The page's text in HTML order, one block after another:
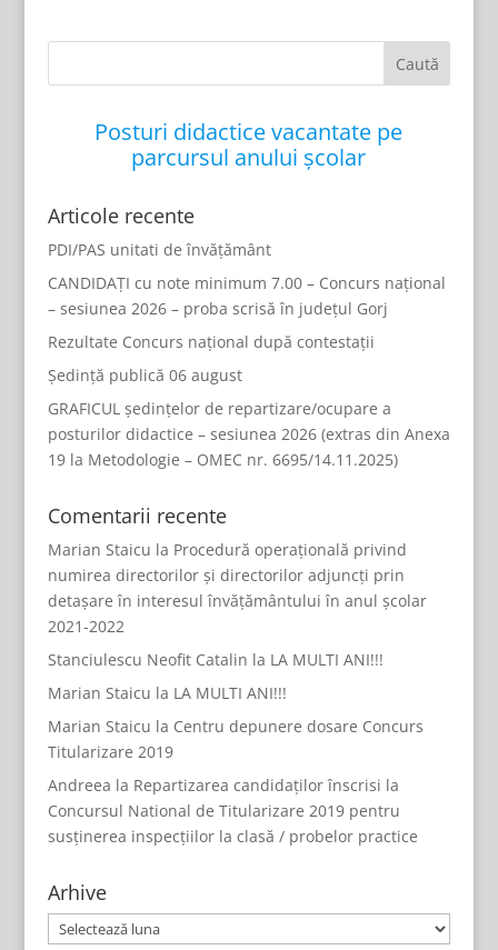
Posturi didactice vacantate pe
parcursul anului școlar
Articole recente
PDI/PAS unitati de învățământ
CANDIDAȚI cu note minimum 7.00 – Concurs național
– sesiunea 2026 – proba scrisă în județul Gorj
Rezultate Concurs național după contestații
Ședință publică 06 august
GRAFICUL ședințelor de repartizare/ocupare a
posturilor didactice – sesiunea 2026 (extras din Anexa
19 la Metodologie – OMEC nr. 6695/14.11.2025)
Comentarii recente
Marian Staicu la Procedură operațională privind
numirea directorilor și directorilor adjuncți prin
detașare în interesul învățământului în anul școlar
2021-2022
Stanciulescu Neofit Catalin la LA MULTI ANI!!!
Marian Staicu la LA MULTI ANI!!!
Marian Staicu la Centru depunere dosare Concurs
Titularizare 2019
Andreea la Repartizarea candidaților înscrisi la
Concursul National de Titularizare 2019 pentru
susținerea inspecțiilor la clasă / probelor practice
Arhive
Arhive